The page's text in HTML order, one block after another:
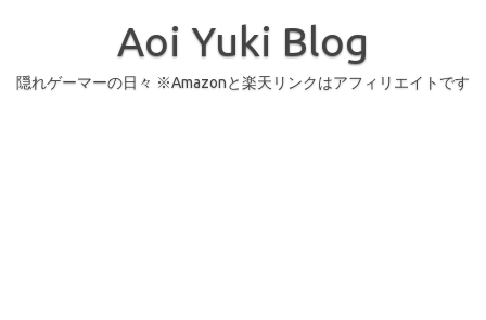
Aoi Yuki Blog
隠れゲーマーの日々 ※Amazonと楽天リンクはアフィリエイトです